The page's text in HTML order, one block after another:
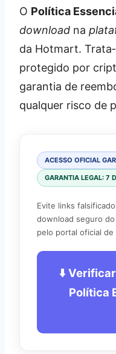
O Política
download na
da Hotmart.
protegido por
garantia de
qualquer risco de
ACESSO OFICIAL
GARANTIA LEGAL: 7
Evite links
download seguro do
pelo portal oficial de
⬇️
Política